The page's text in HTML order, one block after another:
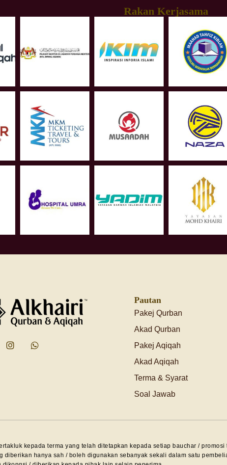
Rakan Kerjasama
Pautan
Pakej Qurban
Akad Qurban
Pakej Aqiqah
Akad Aqiqah
Terma & Syarat
Soal Jawab
kepada terma yang telah ditetapkan kepada setiap bauchar / promosi
diberikan hanya sah / boleh digunakan sebanyak sekali dalam satu